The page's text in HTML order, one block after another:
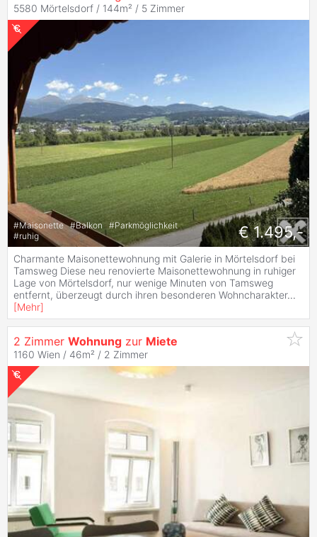
5580 Mörtelsdorf / 144m² / 5 Zimmer
#Maisonette #Balkon #Parkmöglichkeit
#ruhig € 1.495,-
Charmante Maisonettewohnung mit Galerie in Mörtelsdorf bei
Tamsweg Diese neu renovierte Maisonettewohnung in ruhiger
Lage von Mörtelsdorf, nur wenige Minuten von Tamsweg
entfernt, überzeugt durch ihren besonderen Wohncharakter...
[Mehr]
2 Zimmer Wohnung zur Miete
1160 Wien / 46m² / 2 Zimmer